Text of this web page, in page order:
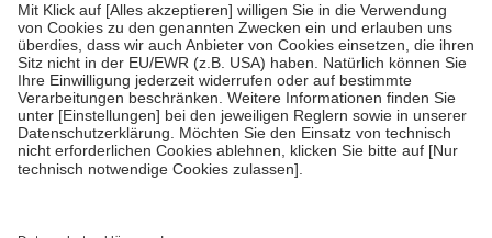
fallenkeine Zuzahlungenan bei:
• Kindern und Jugendlichen bis zum vollendeten 18. Lebensjahr
mit Ausnahme der Fahrkosten
• Untersuchungen zur Vorsorge und Früherkennung, die von der
GKV getragen werden
• empfohlenen Schutzimpfungen
• Harn- und Blutteststreifen